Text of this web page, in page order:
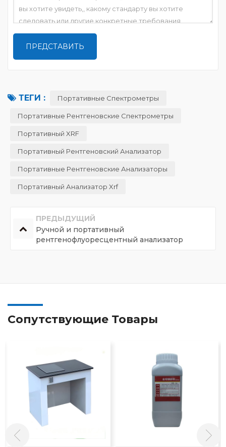
ТЕГИ : Портативные Спектрометры
Портативные Рентгеновские Спектрометры
Портативный XRF
Портативный Рентгеновский Анализатор
Портативные Рентгеновские Анализаторы
Портативный Анализатор Xrf
ПРЕДЫДУЩИЙ
Ручной и портативный
рентгенофлуоресцентный анализатор
Сопутствующие Товары